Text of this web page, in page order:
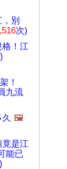
別
次)
格！江
！
九流
🖼️
竟是江
能已